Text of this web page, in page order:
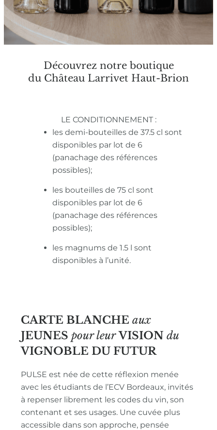
Découvrez notre boutique
du Château Larrivet Haut-Brion
LE CONDITIONNEMENT :
les demi-bouteilles de 37.5 cl sont
disponibles par lot de 6
(panachage des références
possibles);
les bouteilles de 75 cl sont
disponibles par lot de 6
(panachage des références
possibles);
les magnums de 1.5 l sont
disponibles à l’unité.
CARTE BLANCHE aux
JEUNES pour leur VISION du
VIGNOBLE DU FUTUR
PULSE est née de cette réflexion menée
avec les étudiants de l’ECV Bordeaux, invités
à repenser librement les codes du vin, son
contenant et ses usages. Une cuvée plus
accessible dans son approche, pensée